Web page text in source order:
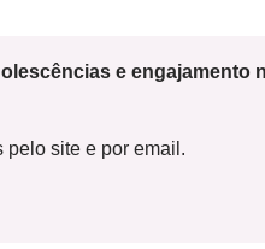
e engajamento
pelo site e por email.